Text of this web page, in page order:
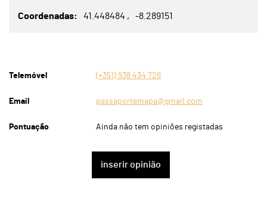
Coordenadas 41.448484 -8.289151
Telemóvel (+351) 938 434 726
Email passaportemapa@gmail.com
Pontuação Ainda não tem opiniões registadas
inserir opinião